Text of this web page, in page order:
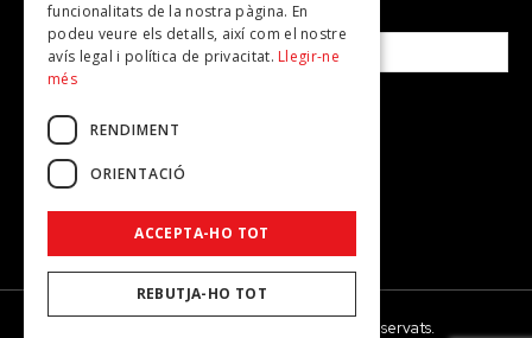
Correu electrònic*
Accepto lapolítica de privacitat
© 2026 - Dona Secret - Tots els drets reservats.
funcionalitats de la nostra pàgina. En
podeu veure els detalls, així com el nostre
avís legal i política de privacitat. Llegir-ne
més
RENDIMENT
ORIENTACIÓ
ACCEPTA-HO TOT
REBUTJA-HO TOT